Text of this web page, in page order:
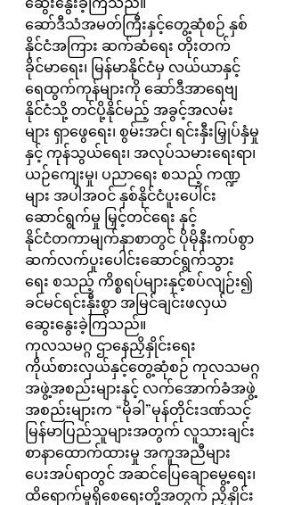
ဆော်ဒီသံအမတ်ကြီးနှင့်တွေ့ဆုံစဉ် နှစ်
နိုင်ငံအကြား ဆက်ဆံရေး တိုးတက်
ခိုင်မာရေး၊ မြန်မာနိုင်ငံမှ လယ်ယာနှင့်
ရေထွက်ကုန်များကို ဆော်ဒီအာရေဗျ
နိုင်ငံသို့ တင်ပို့နိုင်မည့် အခွင့်အလမ်း
များ ရှာဖွေရေး၊ စွမ်းအင်၊ ရင်းနှီးမြှုပ်နှံမှု
နှင့် ကုန်သွယ်ရေး၊ အလုပ်သမားရေးရာ၊
ယဉ်ကျေးမှု၊ ပညာရေး စသည့် ကဏ္ဍ
များ အပါအဝင် နှစ်နိုင်ငံပူးပေါင်း
ဆောင်ရွက်မှု မြှင့်တင်ရေး နှင့်
နိုင်ငံတကာမျက်နှာစာတွင် ပိုမိုနီးကပ်စွာ
ဆက်လက်ပူးပေါင်းဆောင်ရွက်သွား
ရေး စသည့် ကိစ္စရပ်များနှင့်စပ်လျဉ်း၍
ခင်မင်ရင်းနှီးစွာ အမြင်ချင်းဖလှယ်
ဆွေးနွေးခဲ့ကြသည်။
ကုလသမဂ္ဂ ဌာနေညှိနှိုင်းရေး
ကိုယ်စားလှယ်နှင့်တွေ့ဆုံစဉ် ကုလသမဂ္ဂ
အဖွဲ့အစည်းများနှင့် လက်အောက်ခံအဖွဲ့
အစည်းများက “မိုခါ”မုန်တိုင်းဒဏ်သင့်
မြန်မာပြည်သူများအတွက် လူသားချင်း
စာနာထောက်ထားမှု အကူအညီများ
ပေးအပ်ရာတွင် အဆင်ပြေချောမွေ့ရေး၊
ထိရောက်မှုရှိစေရေးတို့အတွက် ညှိနှိုင်း